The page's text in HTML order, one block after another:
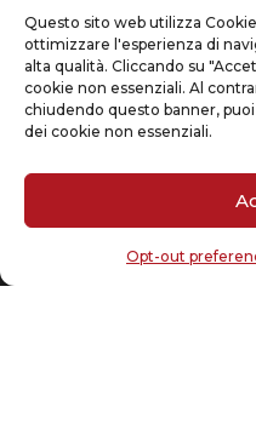
Questo sito web utilizza
ottimizzare l'esperienza di
alta qualità. Cliccando su
cookie non essenziali. Al
chiudendo questo banner,
dei cookie non essenziali.
Opt-out
NEWS & EVENTI
CONOSCENZE
CONTATTI
La tua email